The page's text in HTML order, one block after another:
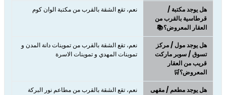
هل يوجد مكتبة /
قرطاسية بالقرب من
العقار المعروض؟📚
نعم، تقع الشقة بالقرب من مكتبة الوان كوم
هل يوجد مول / مركز
تسوق / سوبر ماركت
قريب من العقار
المعروض؟🛒
نعم، تقع الشقة بالقرب من تموينات دانة المدن و
تموينات المهدي و تموينات الاسرة
هل يوجد مطعم / مقهى
نعم، تقع الشقة بالقرب من مطاعم نور البركة